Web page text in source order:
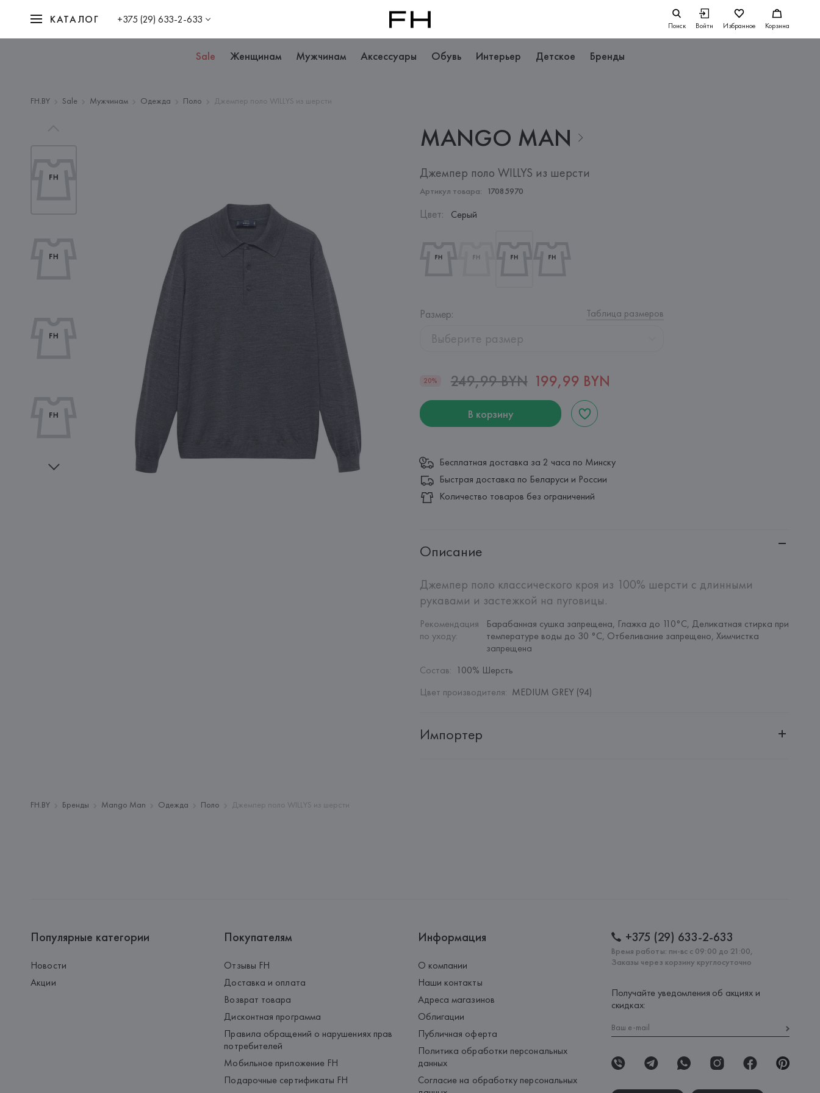
КАТАЛОГ +375 (29) 633-2-633 Поиск Войти Избранное Корзина
Sale Женщинам Мужчинам Аксессуары Обувь Интерьер Детское Бренды
FH.BY Sale Мужчинам Одежда Поло Джемпер поло WILLYS из шерсти
MANGO MAN
Джемпер поло WILLYS из шерсти
Артикул товара: 17085970
Цвет: Серый
Размер: Таблица размеров
Выберите размер
20% 249,99 BYN 199,99 BYN
В корзину
Бесплатная доставка за 2 часа по Минску
Быстрая доставка по Беларуси и России
Количество товаров без ограничений
Описание
Джемпер поло классического кроя из 100% шерсти с длинными
рукавами и застежкой на пуговицы.
Рекомендация
по уходу:
Барабанная сушка запрещена, Глажка до 110°C, Деликатная стирка при
температуре воды до 30 °C, Отбеливание запрещено, Химчистка
запрещена
Состав: 100% Шерсть
Цвет производителя: MEDIUM GREY (94)
Импортер
FH.BY Бренды Mango Man Одежда Поло Джемпер поло WILLYS из шерсти
Популярные категории
Новости
Акции
Покупателям
Отзывы FH
Доставка и оплата
Возврат товара
Дисконтная программа
Правила обращений о нарушениях прав
потребителей
Мобильное приложение FH
Подарочные сертификаты FH
Информация
О компании
Наши контакты
Адреса магазинов
Облигации
Публичная оферта
Политика обработки персональных
данных
Согласие на обработку персональных
+375 (29) 633-2-633
Время работы: пн-вс с 09:00 до 21:00,
Заказы через корзину круглосуточно
Получайте уведомления об акциях и
скидках: